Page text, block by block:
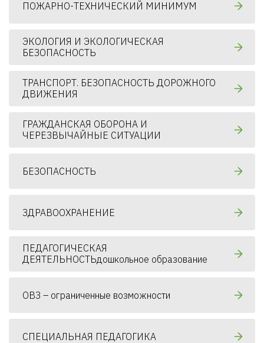
ПОЖАРНО-ТЕХНИЧЕСКИЙ МИНИМУМ
ЭКОЛОГИЯ И ЭКОЛОГИЧЕСКАЯ
БЕЗОПАСНОСТЬ
ТРАНСПОРТ. БЕЗОПАСНОСТЬ ДОРОЖНОГО
ДВИЖЕНИЯ
ГРАЖДАНСКАЯ ОБОРОНА И
ЧЕРЕЗВЫЧАЙНЫЕ СИТУАЦИИ
БЕЗОПАСНОСТЬ
ЗДРАВООХРАНЕНИЕ
ПЕДАГОГИЧЕСКАЯ
ДЕЯТЕЛЬНОСТЬдошкольное образование
ОВЗ – ограниченные возможности
СПЕЦИАЛЬНАЯ ПЕДАГОГИКА